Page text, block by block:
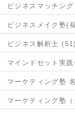
ビジネスマッチン
ビジネスメイク塾(
ビジネス解析士 (51)
マインドセット実
マーケティング塾
マーケティング塾